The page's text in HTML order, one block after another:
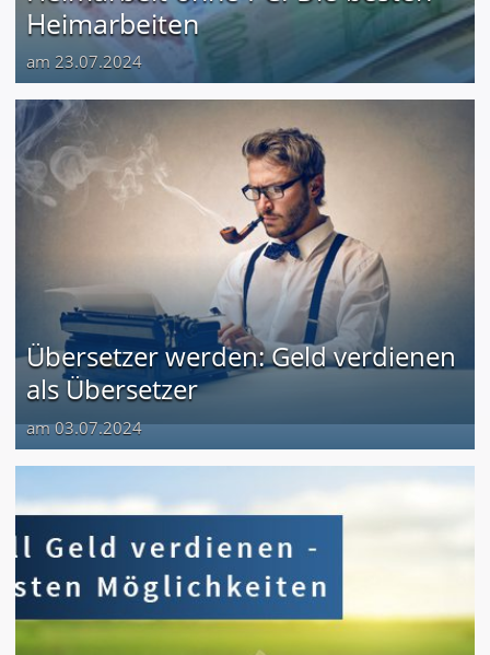
Heimarbeiten
am 23.07.2024
Übersetzer werden: Geld verdienen
als Übersetzer
am 03.07.2024